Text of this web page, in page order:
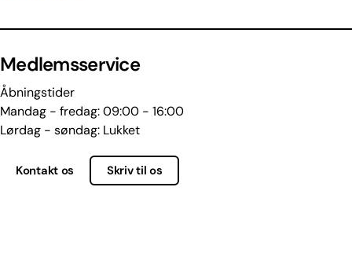
Medlemsservice
Åbningstider
Mandag - fredag: 09:00 - 16:00
Lørdag - søndag: Lukket
Kontakt os Skriv til os